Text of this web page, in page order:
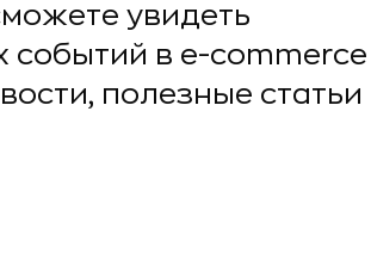
увидеть
событий в e-commerce
полезные статьи